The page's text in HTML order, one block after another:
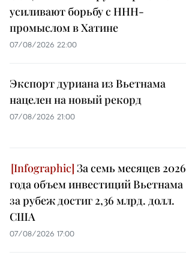
усиливают борьбу с ННН-
промыслом в Хатине
07/08/2026 22:00
Экспорт дуриана из Вьетнама
нацелен на новый рекорд
07/08/2026 21:00
За семь месяцев 2026
года объем инвестиций Вьетнама
за рубеж достиг 2,36 млрд. долл.
США
07/08/2026 17:00